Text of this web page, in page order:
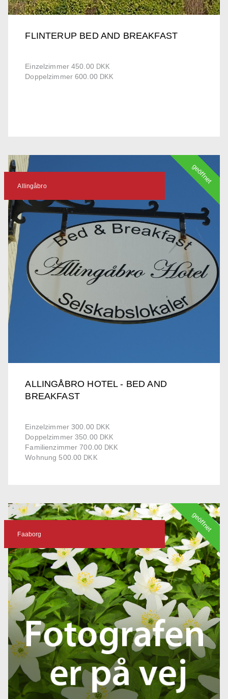
FLINTERUP BED AND BREAKFAST
Einzelzimmer 450.00 DKK
Doppelzimmer 600.00 DKK
ALLINGÅBRO HOTEL - BED AND
BREAKFAST
Einzelzimmer 300.00 DKK
Doppelzimmer 350.00 DKK
Familienzimmer 700.00 DKK
Wohnung 500.00 DKK
Allingåbro
geöffnet
Faaborg
geöffnet